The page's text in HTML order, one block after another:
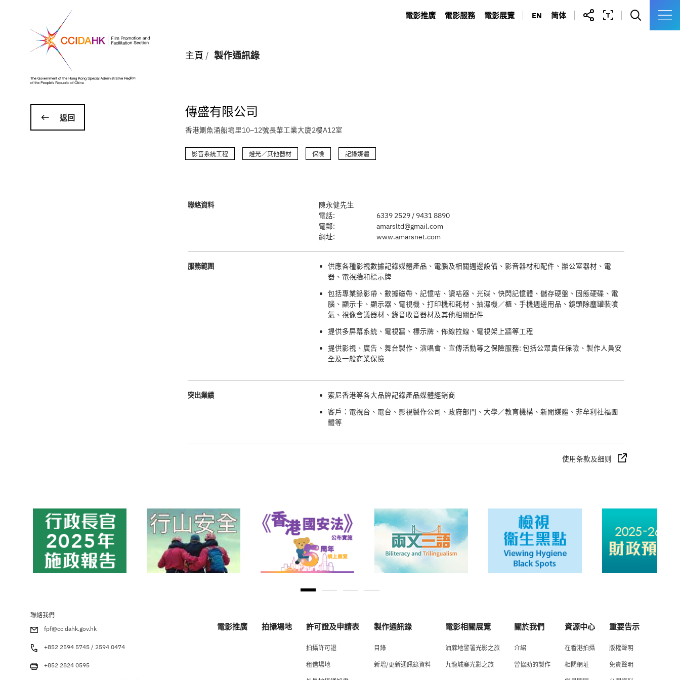
電影推廣
電影服務
電影展覽
EN 简体
主頁 / 製作通訊錄
返回 傳盛有限公司
香港鰂魚涌船塢里10–12號長華工業大廈2樓A12室
影音系統工程 燈光／其他器材 保險 記錄媒體
聯絡資料
陳永健先生
電話:
6339 2529 / 9431 8890
電郵:
amarsltd@gmail.com
網址:
www.amarsnet.com
服務範圍
供應各種影視數據記錄媒體產品、電腦及相關週邊設備、影音器材和配件、辦公室器材、電
器、電視牆和標示牌
包括專業錄影帶、數據磁帶、記憶咭、讀咭器、光碟、快閃記憶體、儲存硬盤、固態硬碟、電
腦、顯示卡、顯示器、電視機、打印機和耗材、抽濕機／櫃、手機週邊用品、鏡頭除塵罐裝噴
氣、視像會議器材、錄音收音器材及其他相關配件
提供多屏幕系統、電視牆、標示牌、佈線拉線、電視架上牆等工程
提供影視、廣告、舞台製作、演唱會、宣傳活動等之保險服務: 包括公眾責任保險、製作人員安
全及一般商業保險
突出業績
索尼香港等各大品牌記錄產品媒體經銷商
客戶：電視台、電台、影視製作公司、政府部門、大學／教育機構、新聞媒體、非牟利社福團
體等
使用条款及细则
聯絡我們
fpf@ccidahk.gov.hk
+852 2594 5745 / 2594 0474
+852 2824 0595
電影推廣 拍攝場地 許可證及申請表
拍攝許可證
租借場地
製作通訊錄
目錄
新增/更新通訊錄資料
電影相關展覽
油蔴地警署光影之旅
九龍城寨光影之旅
關於我們
介紹
曾協助的製作
資源中心
在香港拍攝
相關網址
重要告示
版權聲明
免責聲明